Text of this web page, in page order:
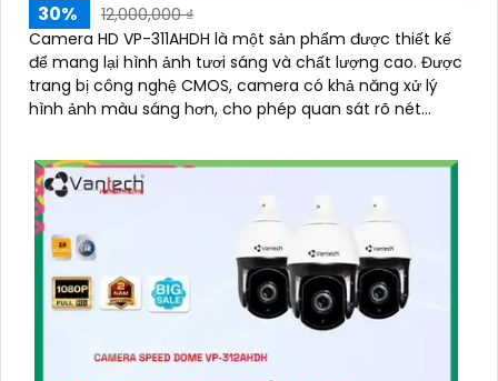
30%
12,000,000 ₫
Camera HD VP-311AHDH là một sản phẩm được thiết kế
để mang lại hình ảnh tươi sáng và chất lượng cao. Được
trang bị công nghệ CMOS, camera có khả năng xử lý
hình ảnh màu sáng hơn, cho phép quan sát rõ nét